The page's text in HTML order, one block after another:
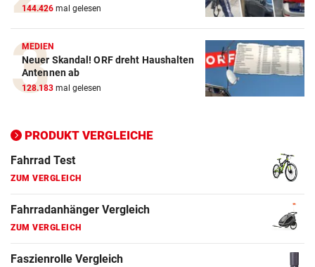
144.426 mal gelesen
MEDIEN
Neuer Skandal! ORF dreht Haushalten
Antennen ab
128.183 mal gelesen
PRODUKT VERGLEICHE
E-Bike Vergleich
ZUM VERGLEICH
Elektro-Scooter Vergleich
ZUM VERGLEICH
ZUM VERGLEICH
Fahrrad Test
ZUM VERGLEICH
Fahrradanhänger Vergleich
ZUM VERGLEICH
Faszienrolle Vergleich